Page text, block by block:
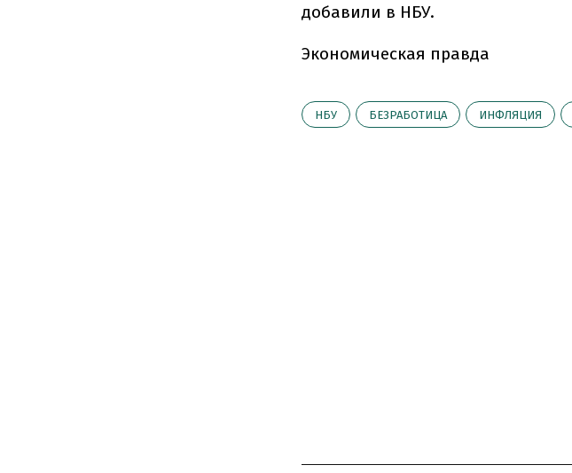
добавили в НБУ.
Экономическая правда
НБУ БЕЗРАБОТИЦА ИНФЛЯЦИЯ